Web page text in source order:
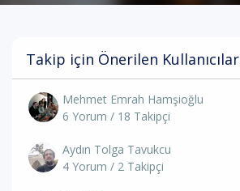
Takip için Önerilen Kullanıcılar
Mehmet Emrah Hamşioğlu
6 Yorum / 18 Takipçi
Aydın Tolga Tavukcu
4 Yorum / 2 Takipçi